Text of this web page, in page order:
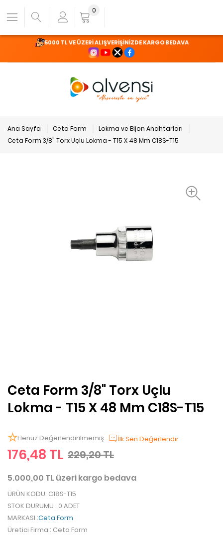
5000 TL VE ÜZERİ ALIŞVERİŞİNİZDE KARGO BEDAVA
0
Ana Sayfa Ceta Form
Lokma ve Bijon Anahtarları
Ceta Form 3/8" Torx Uçlu Lokma - T15 X 48 Mm C18S-T15
Ceta Form 3/8" Torx Uçlu
Lokma - T15 X 48 Mm C18S-T15
Henüz Değerlendirilmemiş İlk Sen Değerlendir
176,48 TL 229,20 TL
5.000,00 TL üzeri kargo bedava
ÜRÜN KODU: C18S-T15
STOK DURUMU : 0 ADET
MARKASI :Ceta Form
Üretici Firma : Ceta Form